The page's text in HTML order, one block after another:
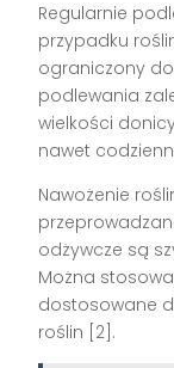
Regularnie
przypadku
ograniczony
podlewania
wielkości
nawet
Nawożenie
odżywcze są
Można
dostosowane
roślin [2].